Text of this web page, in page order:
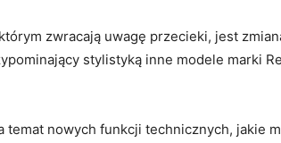
zwracają uwagę⁤ przecieki, jest
stylistyką⁢ inne modele marki
temat nowych funkcji technicznych, jakie